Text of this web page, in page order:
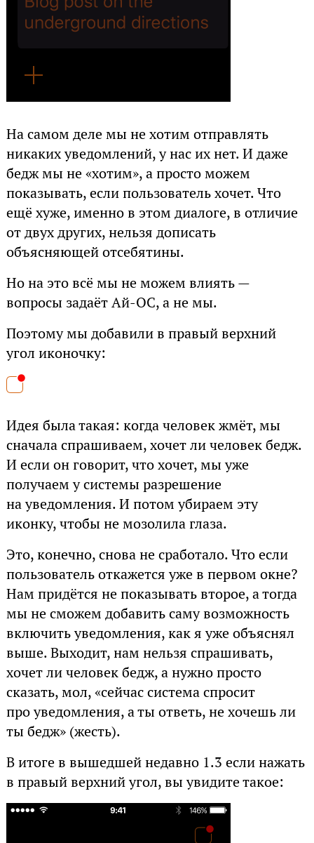
На самом деле мы не хотим отправлять
никаких уведомлений, у нас их нет. И даже
бедж мы не «хотим», а просто можем
показывать, если пользователь хочет. Что
ещё хуже, именно в этом диалоге, в отличие
от двух других, нельзя дописать
объясняющей отсебятины.
Но на это всё мы не можем влиять —
вопросы задаёт Ай-ОС, а не мы.
Поэтому мы добавили в правый верхний
угол иконочку:
Идея была такая: когда человек жмёт, мы
сначала спрашиваем, хочет ли человек бедж.
И если он говорит, что хочет, мы уже
получаем у системы разрешение
на уведомления. И потом убираем эту
иконку, чтобы не мозолила глаза.
Это, конечно, снова не сработало. Что если
пользователь откажется уже в первом окне?
Нам придётся не показывать второе, а тогда
мы не сможем добавить саму возможность
включить уведомления, как я уже объяснял
выше. Выходит, нам нельзя спрашивать,
хочет ли человек бедж, а нужно просто
сказать, мол, «сейчас система спросит
про уведомления, а ты ответь, не хочешь ли
ты бедж» (жесть).
В итоге в вышедшей недавно 1.3 если нажать
в правый верхний угол, вы увидите такое: